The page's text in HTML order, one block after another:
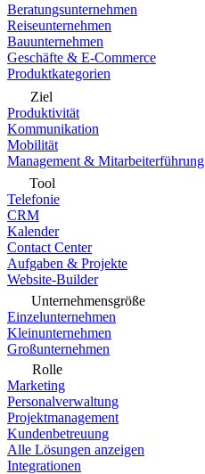
Beratungsunternehmen
Reiseunternehmen
Bauunternehmen
Geschäfte & E-Commerce
Produktkategorien
Ziel
Produktivität
Kommunikation
Mobilität
Management & Mitarbeiterführung
Tool
Telefonie
CRM
Kalender
Contact Center
Aufgaben & Projekte
Website-Builder
Unternehmensgröße
Einzelunternehmen
Kleinunternehmen
Großunternehmen
Rolle
Marketing
Personalverwaltung
Projektmanagement
Kundenbetreuung
Alle Lösungen anzeigen
Integrationen